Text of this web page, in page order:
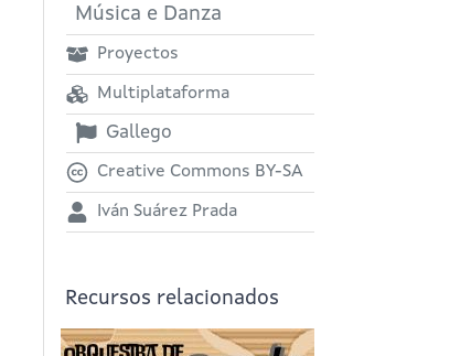
Música e Danza
Proyectos
Multiplataforma
Gallego
Creative Commons BY-SA
Iván Suárez Prada
Recursos relacionados